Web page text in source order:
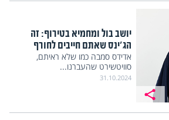
יושב בול ומחמיא בטירוף: זה
הג'ינס שאתם חייבים לחורף
אדידס סמבה כמו שלא ראיתם,
סוויטשירט שהעברנו...
31.10.2024